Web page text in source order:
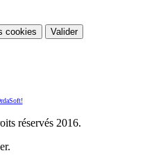
cookies Valider
réservés 2016.